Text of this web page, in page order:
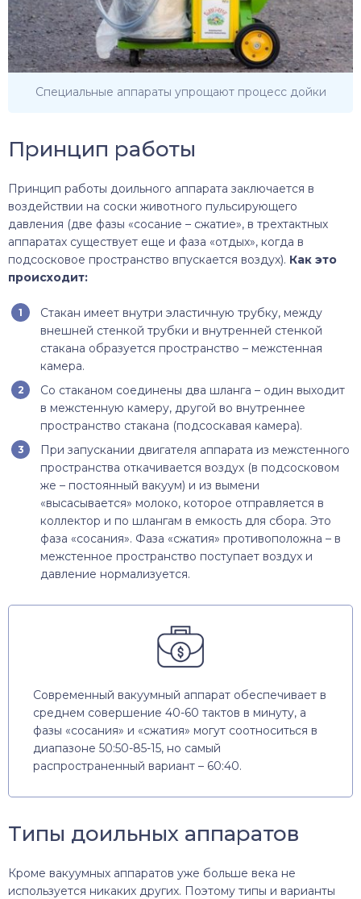
Специальные аппараты упрощают процесс дойки
Принцип работы
Принцип работы доильного аппарата заключается в
воздействии на соски животного пульсирующего
давления (две фазы «сосание – сжатие», в трехтактных
аппаратах существует еще и фаза «отдых», когда в
подсосковое пространство впускается воздух). Как это
происходит:
Стакан имеет внутри эластичную трубку, между
внешней стенкой трубки и внутренней стенкой
стакана образуется пространство – межстенная
камера.
Со стаканом соединены два шланга – один выходит
в межстенную камеру, другой во внутреннее
пространство стакана (подсоскавая камера).
При запускании двигателя аппарата из межстенного
пространства откачивается воздух (в подсосковом
же – постоянный вакуум) и из вымени
«высасывается» молоко, которое отправляется в
коллектор и по шлангам в емкость для сбора. Это
фаза «сосания». Фаза «сжатия» противоположна – в
межстенное пространство поступает воздух и
давление нормализуется.
Современный вакуумный аппарат обеспечивает в
среднем совершение 40-60 тактов в минуту, а
фазы «сосания» и «сжатия» могут соотноситься в
диапазоне 50:50-85-15, но самый
распространенный вариант – 60:40.
Типы доильных аппаратов
Кроме вакуумных аппаратов уже больше века не
используется никаких других. Поэтому типы и варианты